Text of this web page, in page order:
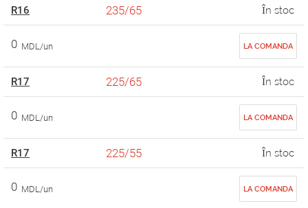
R16 235/65 În stoc
0 MDL/un LA COMANDA
R17 225/65 În stoc
0 MDL/un LA COMANDA
R17 225/55 În stoc
0 MDL/un LA COMANDA